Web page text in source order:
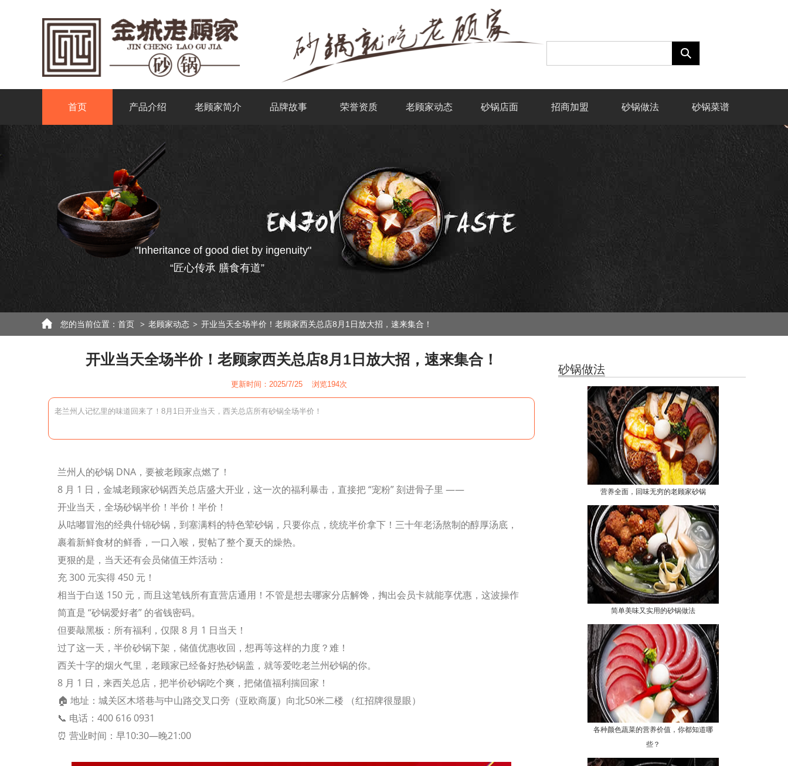
首页 产品介绍 老顾家简介 品牌故事 荣誉资质 老顾家动态 砂锅店面 招商加盟 砂锅做法 砂锅菜谱
"Inheritance of good diet by ingenuity"
“匠心传承 膳食有道”
您的当前位置： 首页 > 老顾家动态 > 开业当天全场半价！老顾家西关总店8月1日放大招，速来集合！
开业当天全场半价！老顾家西关总店8月1日放大招，速来集合！
更新时间：2025/7/25 浏览194次
老兰州人记忆里的味道回来了！8月1日开业当天，西关总店所有砂锅全场半价！
兰州人的砂锅 DNA，要被老顾家点燃了！
8 月 1 日，金城老顾家砂锅西关总店盛大开业，这一次的福利暴击，直接把 “宠粉” 刻进骨子里 ——
开业当天，全场砂锅半价！半价！半价！
从咕嘟冒泡的经典什锦砂锅，到塞满料的特色荤砂锅，只要你点，统统半价拿下！三十年老汤熬制的醇厚汤底，
裹着新鲜食材的鲜香，一口入喉，熨帖了整个夏天的燥热。
更狠的是，当天还有会员储值王炸活动：
充 300 元实得 450 元！
相当于白送 150 元，而且这笔钱所有直营店通用！不管是想去哪家分店解馋，掏出会员卡就能享优惠，这波操作
简直是 “砂锅爱好者” 的省钱密码。
但要敲黑板：所有福利，仅限 8 月 1 日当天！
过了这一天，半价砂锅下架，储值优惠收回，想再等这样的力度？难！
西关十字的烟火气里，老顾家已经备好热砂锅盖，就等爱吃老兰州砂锅的你。
8 月 1 日，来西关总店，把半价砂锅吃个爽，把储值福利揣回家！
🏠 地址： 城关区木塔巷与中山路交叉口旁（亚欧商厦）向北50米二楼 （红招牌很显眼）
📞 电话： 400 616 0931
⏰ 营业时间：早10:30—晚21:00
砂锅做法
营养全面，回味无穷的老顾家砂锅
简单美味又实用的砂锅做法
各种颜色蔬菜的营养价值，你都知道哪
些？